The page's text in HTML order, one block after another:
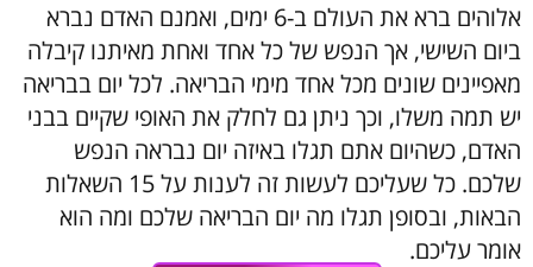
אלוהים ברא את העולם ב-6 ימים, ואמנם האדם נברא
ביום השישי, אך הנפש של כל אחד ואחת מאיתנו קיבלה
מאפיינים שונים מכל אחד מימי הבריאה. לכל יום בבריאה
יש תמה משלו, וכך ניתן גם לחלק את האופי שקיים בבני
האדם, כשהיום אתם תגלו באיזה יום נבראה הנפש
שלכם. כל שעליכם לעשות זה לענות על 15 השאלות
הבאות, ובסופן תגלו מה יום הבריאה שלכם ומה הוא
אומר עליכם.